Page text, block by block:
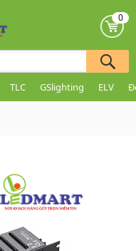
0
TLC GSlighting ELV